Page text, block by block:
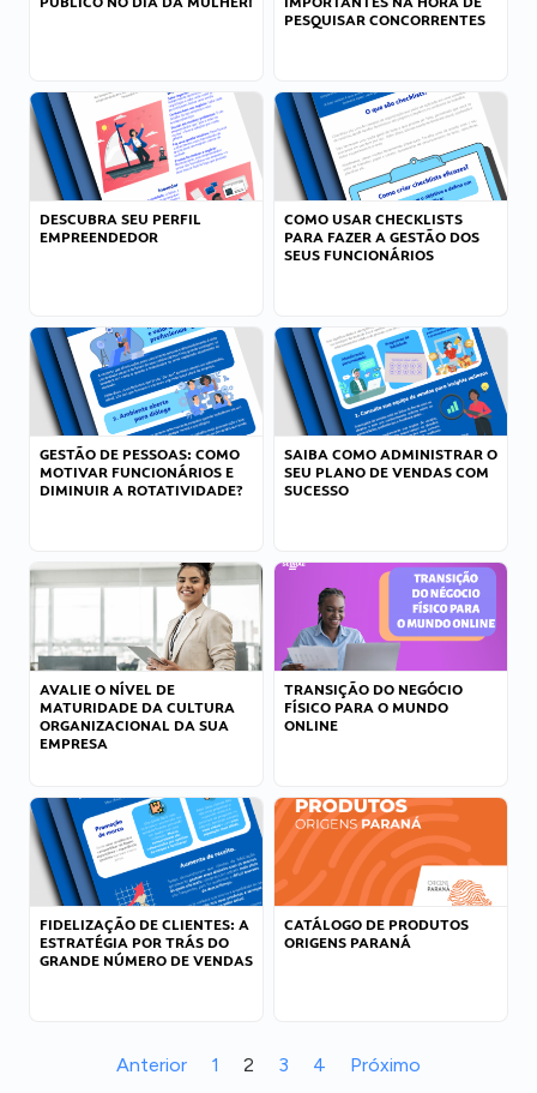
PESQUISAR CONCORRENTES
DESCUBRA SEU PERFIL
EMPREENDEDOR
COMO USAR CHECKLISTS
PARA FAZER A GESTÃO DOS
SEUS FUNCIONÁRIOS
GESTÃO DE PESSOAS: COMO
MOTIVAR FUNCIONÁRIOS E
DIMINUIR A ROTATIVIDADE?
SAIBA COMO ADMINISTRAR O
SEU PLANO DE VENDAS COM
SUCESSO
AVALIE O NÍVEL DE
MATURIDADE DA CULTURA
ORGANIZACIONAL DA SUA
EMPRESA
TRANSIÇÃO DO NEGÓCIO
FÍSICO PARA O MUNDO
ONLINE
FIDELIZAÇÃO DE CLIENTES: A
ESTRATÉGIA POR TRÁS DO
GRANDE NÚMERO DE VENDAS
CATÁLOGO DE PRODUTOS
ORIGENS PARANÁ
Anterior 1 2 3 4 Próximo